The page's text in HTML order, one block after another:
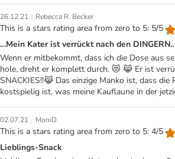
26.12.21 | Rebecca R. Becker
This is a stars rating area from zero to 5: 5/5
…Mein Kater ist verrückt nach den
Wenn er mitbekommt, dass ich die Dose aus
hole, dreht er komplett durch. 😻 😹 Er ist
SNACKIES!!😹 Das einzige Manko ist, dass
kostspielig ist, was meine Kauflaune in der
02.07.21 | MoniD
This is a stars rating area from zero to 5: 4/5
Lieblings-Snack